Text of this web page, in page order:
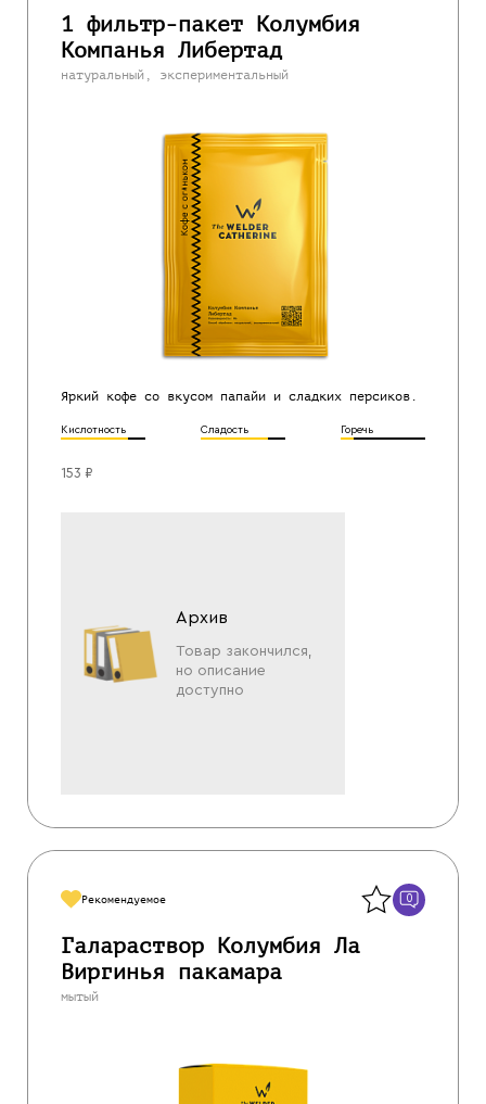
1 фильтр-пакет Колумбия
Компанья Либертад
натуральный, экспериментальный
Яркий кофе со вкусом папайи и сладких персиков.
Кислотность Сладость Горечь
153 ₽
Архив
Товар закончился,
но описание
доступно
Рекомендуемое 0
Галараствор Колумбия Ла
Виргинья пакамара
мытый